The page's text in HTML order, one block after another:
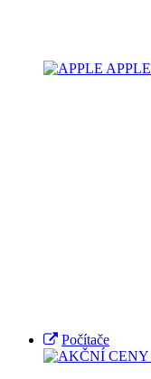
APPLE
Počítače